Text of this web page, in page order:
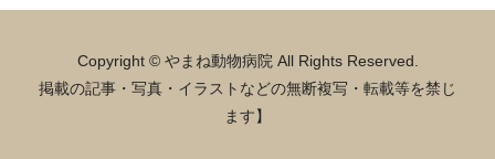
Copyright © やまね動物病院 All Rights Reserved.
掲載の記事・写真・イラストなどの無断複写・転載等を禁じ
ます】